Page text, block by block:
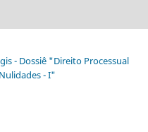
- Dossiê "Direito Processual
- I"